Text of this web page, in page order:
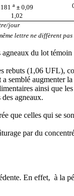
181 a ± 0,09
1,02
jour
lettre ne diffèrent
du lot
(1,06 UFL),
semblé
ainsi que
agneaux.
que celles qui se
par du
En effet, à